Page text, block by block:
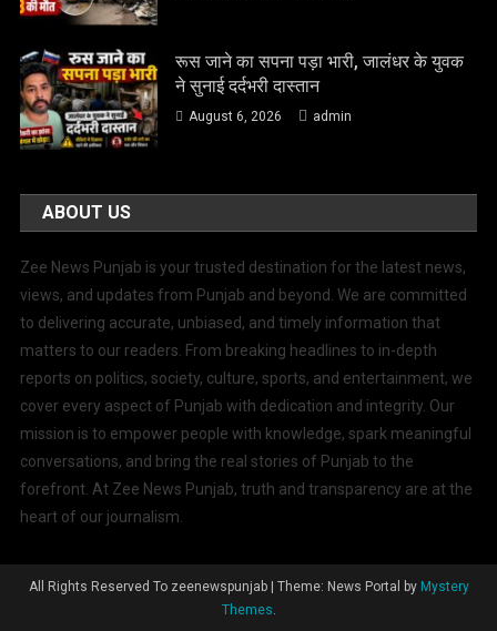
रूस जाने का सपना पड़ा भारी, जालंधर के युवक
ने सुनाई दर्दभरी दास्तान
August 6, 2026 admin
ABOUT US
Zee News Punjab is your trusted destination for the latest news,
views, and updates from Punjab and beyond. We are committed
to delivering accurate, unbiased, and timely information that
matters to our readers. From breaking headlines to in-depth
reports on politics, society, culture, sports, and entertainment, we
cover every aspect of Punjab with dedication and integrity. Our
mission is to empower people with knowledge, spark meaningful
conversations, and bring the real stories of Punjab to the
forefront. At Zee News Punjab, truth and transparency are at the
heart of our journalism.
All Rights Reserved To zeenewspunjab Theme: News Portal by Mystery
Themes.